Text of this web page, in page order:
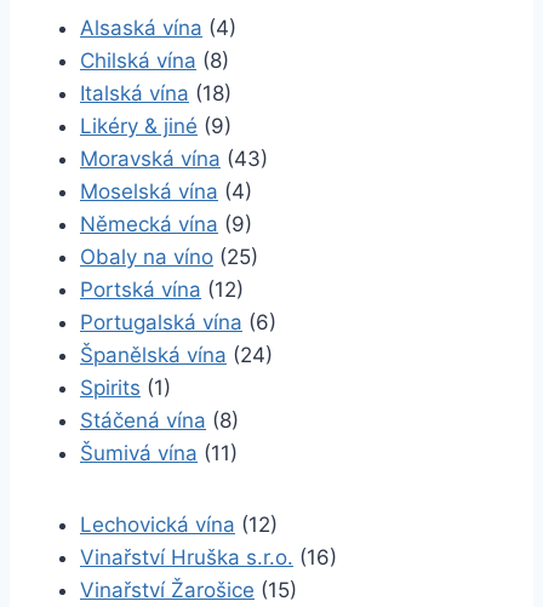
Alsaská vína (4)
Chilská vína (8)
Italská vína (18)
Likéry & jiné (9)
Moravská vína (43)
Moselská vína (4)
Německá vína (9)
Obaly na víno (25)
Portská vína (12)
Portugalská vína (6)
Španělská vína (24)
Spirits (1)
Stáčená vína (8)
Šumivá vína (11)
Lechovická vína (12)
Vinařství Hruška s.r.o. (16)
Vinařství Žarošice (15)